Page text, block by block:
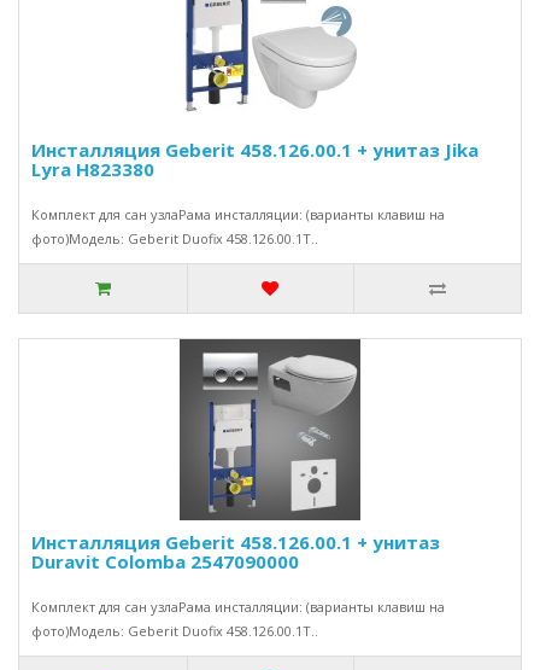
Инсталляция Geberit 458.126.00.1 + унитаз Jika
Lyra H823380
Комплект для сан узлаРама инсталляции: (варианты клавиш на
фото)Модель: Geberit Duofix 458.126.00.1Т..
Инсталляция Geberit 458.126.00.1 + унитаз
Duravit Colomba 2547090000
Комплект для сан узлаРама инсталляции: (варианты клавиш на
фото)Модель: Geberit Duofix 458.126.00.1Т..